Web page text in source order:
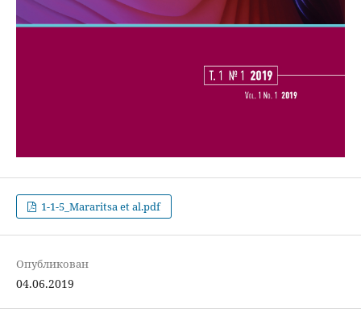
1-1-5_Mararitsa et al.pdf
Опубликован
04.06.2019